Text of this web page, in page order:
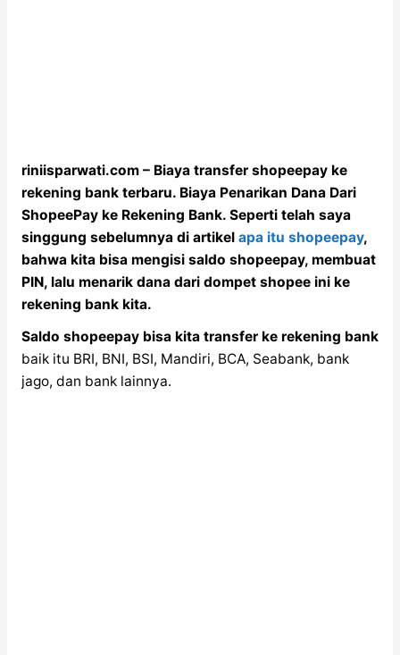
riniisparwati.com – Biaya transfer shopeepay ke
rekening bank terbaru. Biaya Penarikan Dana Dari
ShopeePay ke Rekening Bank. Seperti telah saya
singgung sebelumnya di artikel apa itu shopeepay,
bahwa kita bisa mengisi saldo shopeepay, membuat
PIN, lalu menarik dana dari dompet shopee ini ke
rekening bank kita.
Saldo shopeepay bisa kita transfer ke rekening bank
baik itu BRI, BNI, BSI, Mandiri, BCA, Seabank, bank
jago, dan bank lainnya.